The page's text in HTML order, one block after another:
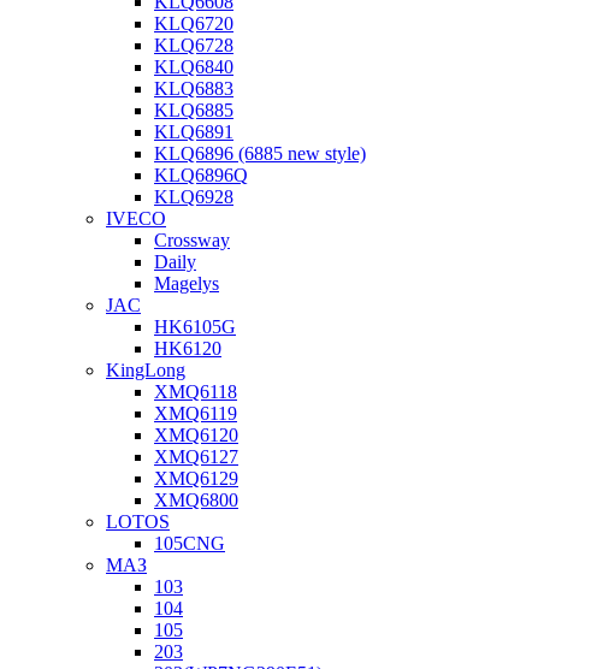
KLQ6720
KLQ6728
KLQ6840
KLQ6883
KLQ6885
KLQ6891
KLQ6896 (6885 new style)
KLQ6896Q
KLQ6928
IVECO
Crossway
Daily
Magelys
JAC
HK6105G
HK6120
KingLong
XMQ6118
XMQ6119
XMQ6120
XMQ6127
XMQ6129
XMQ6800
LOTOS
105CNG
МАЗ
103
104
105
203